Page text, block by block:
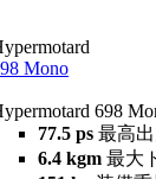
Mono
698
77.5 ps 最高
6.4 kgm 最大